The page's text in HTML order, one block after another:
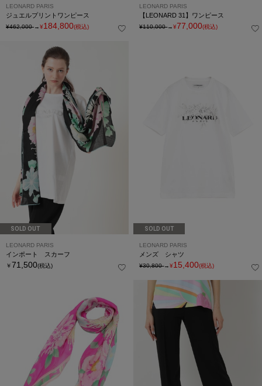
LEONARD PARIS
ジュエルプリントワンピース
¥462,000→¥184,800(税込)
LEONARD PARIS
【LEONARD 31】ワンピース
¥110,000→¥77,000(税込)
SOLD OUT
LEONARD PARIS
インポート スカーフ
￥71,500(税込)
SOLD OUT
LEONARD PARIS
メンズ シャツ
¥30,800→¥15,400(税込)